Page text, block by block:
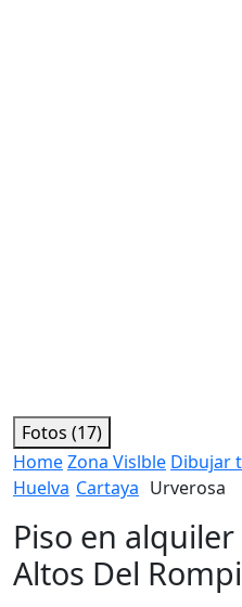
Fotos (17)
HomeZona Vislble Dibujar
Huelva Cartaya Urverosa
Piso en
Altos Del